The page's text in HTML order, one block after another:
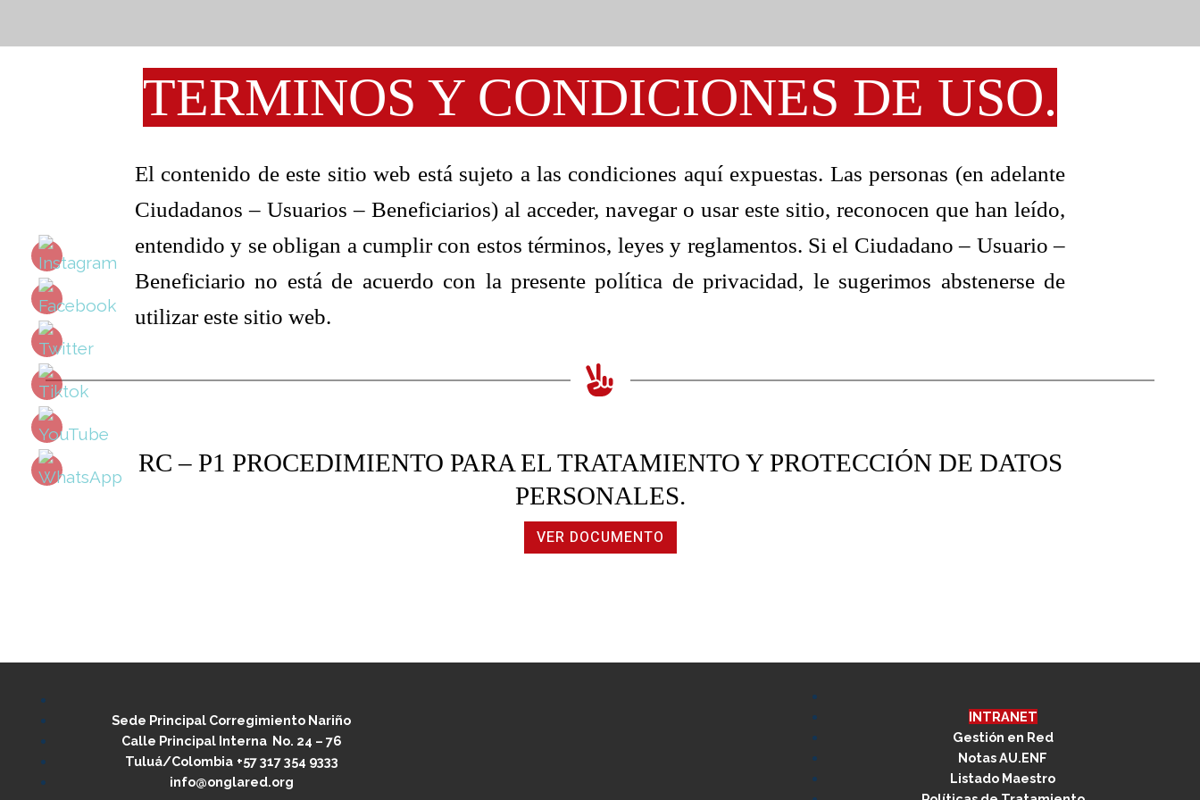
TERMINOS Y CONDICIONES DE USO.
El contenido de este sitio web está sujeto a las condiciones aquí expuestas. Las personas (en adelante
Ciudadanos – Usuarios – Beneficiarios) al acceder, navegar o usar este sitio, reconocen que han leído,
entendido y se obligan a cumplir con estos términos, leyes y reglamentos. Si el Ciudadano – Usuario –
Beneficiario no está de acuerdo con la presente política de privacidad, le sugerimos abstenerse de
utilizar este sitio web.
RC – P1 PROCEDIMIENTO PARA EL TRATAMIENTO Y PROTECCIÓN DE DATOS
PERSONALES.
VER DOCUMENTO
Sede Principal Corregimiento Nariño
Calle Principal Interna No. 24 – 76
Tuluá/Colombia +57 317 354 9333
info@onglared.org
INTRANET
Gestión en Red
Notas AU.ENF
Listado Maestro